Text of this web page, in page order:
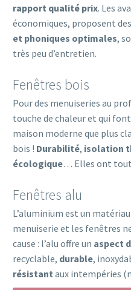
rapport qualité prix. Les
économiques, proposent des
et phoniques optimales,
très peu d’entretien.
Fenêtres bois
Pour des menuiseries au
touche de chaleur et qui
maison moderne que plus
bois ! Durabilité, isolation
écologique… Elles ont
Fenêtres alu
L’aluminium est un
menuiserie et les fenêtres
cause : l’alu offre un aspect
recyclable, durable,
résistant aux intempéries